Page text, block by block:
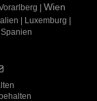
| Wien
| Luxemburg |